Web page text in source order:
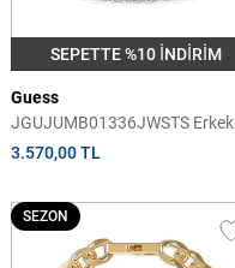
SEPETTE %10 İNDİRİM
Guess
JGUJUMB01336JWSTS Erkek
Bileklik
3.570,00 TL
SEZON